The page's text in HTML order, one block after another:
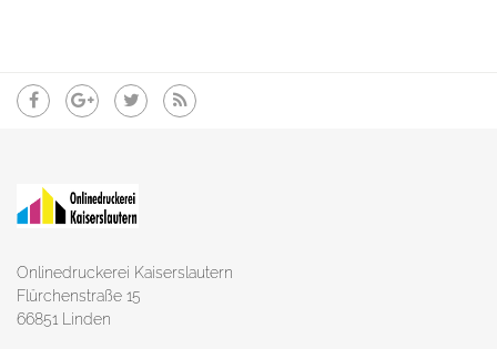
Onlinedruckerei Kaiserslautern
Flürchenstraße 15
66851 Linden